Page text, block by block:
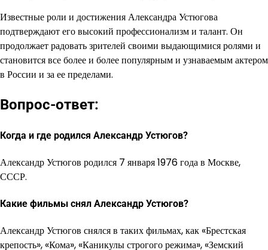
Известные роли и достижения Александра Устюгова
подтверждают его высокий профессионализм и талант. Он
продолжает радовать зрителей своими выдающимися ролями и
становится все более и более популярным и узнаваемым актером
в России и за ее пределами.
Вопрос-ответ:
Когда и где родился Александр Устюгов?
Александр Устюгов родился 7 января 1976 года в Москве,
СССР.
Какие фильмы снял Александр Устюгов?
Александр Устюгов снялся в таких фильмах, как «Брестская
крепость», «Кома», «Каникулы строгого режима», «Земский